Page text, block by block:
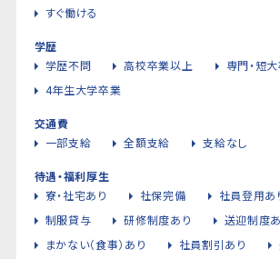
すぐ働ける
学歴
学歴不問
高校卒業以上
専門・短
4年生大学卒業
交通費
一部支給
全額支給 支給なし
待遇・福利厚生
寮・社宅あり
社保完備
社員登用あ
制服貸与
研修制度あり
送迎制度
まかない（食事）あり
社員割引あり